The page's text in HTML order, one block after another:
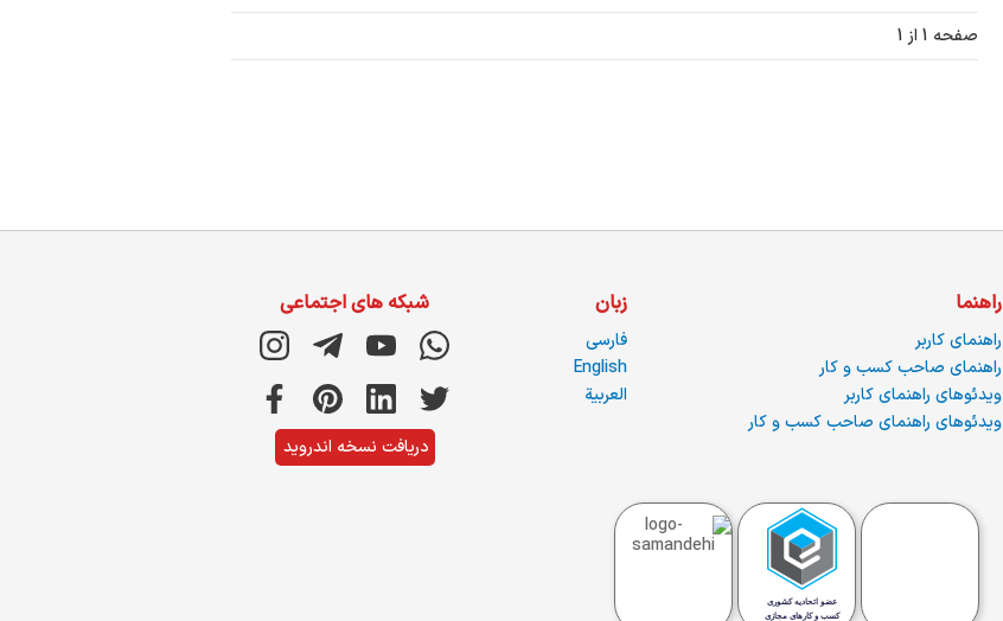
صفحه 1 از 1
راهنما
راهنمای کاربر
راهنمای صاحب کسب و کار
ویدئوهای راهنمای کاربر
ویدئوهای راهنمای صاحب کسب و کار
زبان
فارسی
English
العربية
شبکه های اجتماعی
دریافت نسخه اندروید